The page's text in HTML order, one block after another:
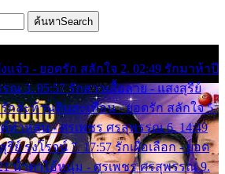
ค้นหาSearch
แจ๋ว - ยอดรัก สลักใจ 2. 02:49 รักมาห้าปี
ณ 3. 05:57 รักสาวเสื้อลาย - แสงสุรีย์
รักสะท้านดินสะเทือน - ยอดรัก สลักใจ 5.
ค์ทำหล่น - ศรเพชร ศรสุพรรณ 6. 14:49
รีย์ รุ่งโรจน์ 7. 17:57 รักเผื่อเลือก - ยอด
น้ำตาไอ้หนุ่ม - ศรเพชร ศรสุพรรณ 9.